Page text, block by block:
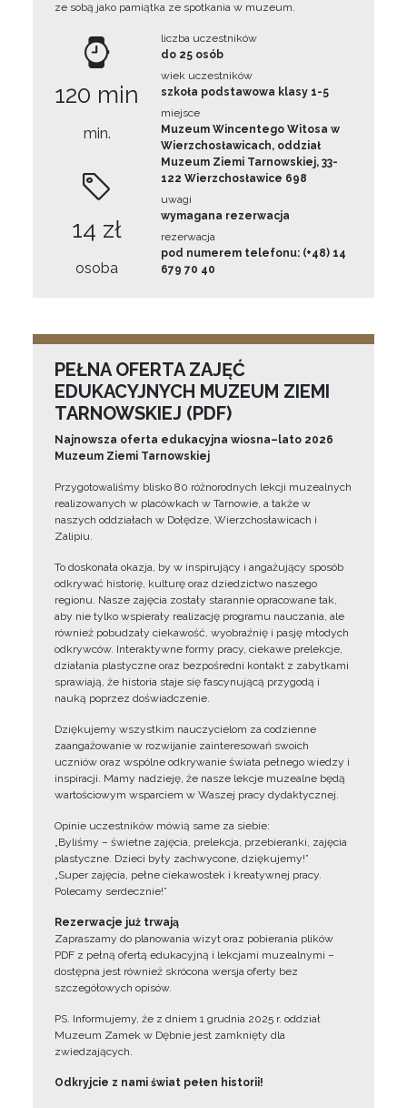
ze sobą jako pamiątka ze spotkania w muzeum.
120 min
min.
14 zł
osoba
liczba uczestników
do 25 osób
wiek uczestników
szkoła podstawowa klasy 1-5
miejsce
Muzeum Wincentego Witosa w
Wierzchosławicach, oddział
Muzeum Ziemi Tarnowskiej, 33-
122 Wierzchosławice 698
uwagi
wymagana rezerwacja
rezerwacja
pod numerem telefonu: (+48) 14
679 70 40
PEŁNA OFERTA ZAJĘĆ
EDUKACYJNYCH MUZEUM ZIEMI
TARNOWSKIEJ (PDF)
Najnowsza oferta edukacyjna wiosna–lato 2026
Muzeum Ziemi Tarnowskiej
Przygotowaliśmy blisko 80 różnorodnych lekcji muzealnych
realizowanych w placówkach w Tarnowie, a także w
naszych oddziałach w Dołędze, Wierzchosławicach i
Zalipiu.
To doskonała okazja, by w inspirujący i angażujący sposób
odkrywać historię, kulturę oraz dziedzictwo naszego
regionu. Nasze zajęcia zostały starannie opracowane tak,
aby nie tylko wspierały realizację programu nauczania, ale
również pobudzały ciekawość, wyobraźnię i pasję młodych
odkrywców. Interaktywne formy pracy, ciekawe prelekcje,
działania plastyczne oraz bezpośredni kontakt z zabytkami
sprawiają, że historia staje się fascynującą przygodą i
nauką poprzez doświadczenie.
Dziękujemy wszystkim nauczycielom za codzienne
zaangażowanie w rozwijanie zainteresowań swoich
uczniów oraz wspólne odkrywanie świata pełnego wiedzy i
inspiracji. Mamy nadzieję, że nasze lekcje muzealne będą
wartościowym wsparciem w Waszej pracy dydaktycznej.
Opinie uczestników mówią same za siebie:
„Byliśmy – świetne zajęcia, prelekcja, przebieranki, zajęcia
plastyczne. Dzieci były zachwycone, dziękujemy!”
„Super zajęcia, pełne ciekawostek i kreatywnej pracy.
Polecamy serdecznie!”
Rezerwacje już trwają
Zapraszamy do planowania wizyt oraz pobierania plików
PDF z pełną ofertą edukacyjną i lekcjami muzealnymi –
dostępna jest również skrócona wersja oferty bez
szczegółowych opisów.
PS. Informujemy, że z dniem 1 grudnia 2025 r. oddział
Muzeum Zamek w Dębnie jest zamknięty dla
zwiedzających.
Odkryjcie z nami świat pełen historii!